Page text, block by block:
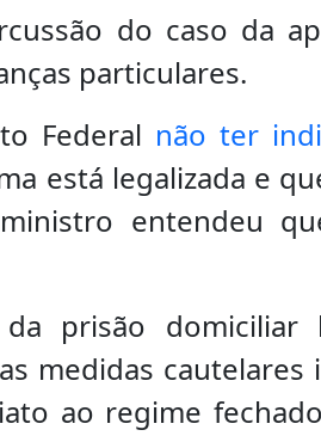
do caso da
particulares.
Federal não ter
está legalizada e
entendeu
prisão domiciliar
medidas cautelares
ao regime